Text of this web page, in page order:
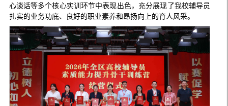
心谈话等多个核心实训环节中表现出色，充分展现了我校辅导员
扎实的业务功底、良好的职业素养和昂扬向上的育人风采。